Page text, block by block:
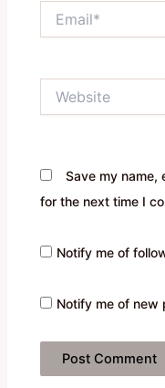
Save my name,
for the next time I
Notify me of
Notify me of new